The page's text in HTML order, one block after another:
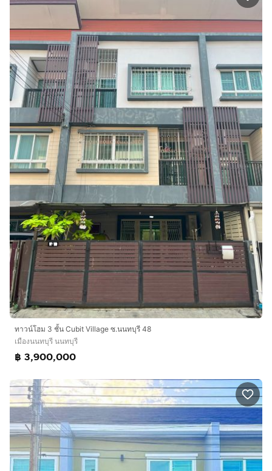
ทาวน์โฮม 3 ชั้น Cubit Village ซ.นนทบุรี 48
เมืองนนทบุรี นนทบุรี
฿ 3,900,000